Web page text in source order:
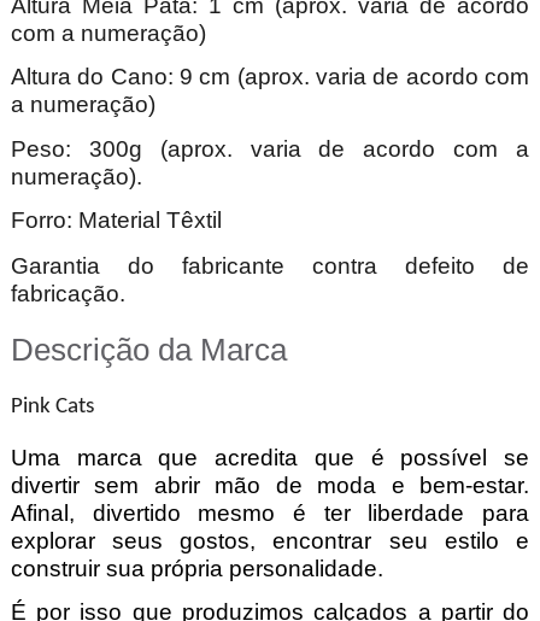
Altura Meia Pata: 1 cm (aprox. varia de acordo
com a numeração)
Altura do Cano: 9 cm (aprox. varia de acordo com
a numeração)
Peso: 300g (aprox. varia de acordo com a
numeração).
Forro: Material Têxtil
Garantia do fabricante contra defeito de
fabricação.
Descrição da Marca
Pink Cats
Uma marca que acredita que é possível se
divertir sem abrir mão de moda e bem-estar.
Afinal, divertido mesmo é ter liberdade para
explorar seus gostos, encontrar seu estilo e
construir sua própria personalidade.
É por isso que produzimos calçados a partir do